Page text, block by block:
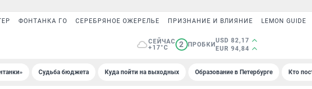
ФОНТАНКА ГО СЕРЕБРЯНОЕ ОЖЕРЕЛЬЕ ПРИЗНАНИЕ И ВЛИЯНИЕ LEMON GUIDE
СЕЙЧАС
+17°C
2 ПРОБКИ
USD 82,17
EUR 94,84
Судьба бюджета Куда пойти на выходных Образование в Петербурге Кто